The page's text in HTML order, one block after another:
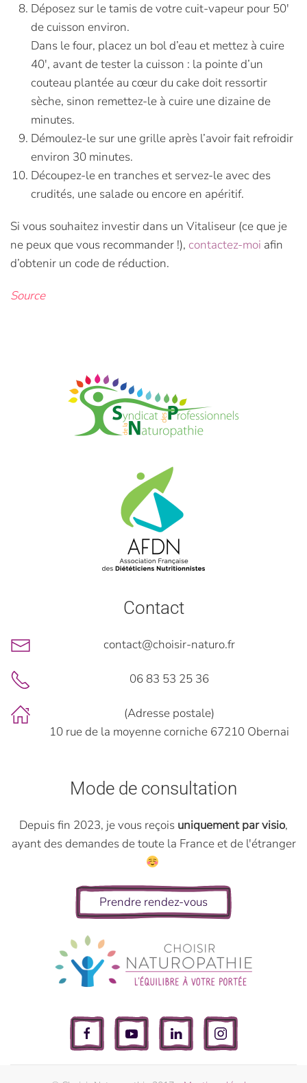
Déposez sur le tamis de votre cuit-vapeur pour 50′
de cuisson environ.
Dans le four, placez un bol d’eau et mettez à cuire
40′, avant de tester la cuisson : la pointe d’un
couteau plantée au cœur du cake doit ressortir
sèche, sinon remettez-le à cuire une dizaine de
minutes.
Démoulez-le sur une grille après l’avoir fait refroidir
environ 30 minutes.
Découpez-le en tranches et servez-le avec des
crudités, une salade ou encore en apéritif.
Si vous souhaitez investir dans un Vitaliseur (ce que je
ne peux que vous recommander !), contactez-moi afin
d’obtenir un code de réduction.
Source
Contact
contact@choisir-naturo.fr
06 83 53 25 36
(Adresse postale)
10 rue de la moyenne corniche 67210 Obernai
Mode de consultation
Depuis fin 2023, je vous reçois uniquement par visio,
ayant des demandes de toute la France et de l'étranger
Prendre rendez-vous